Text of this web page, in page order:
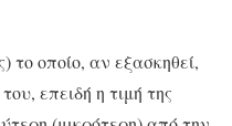
το οποίο, αν εξασκηθεί,
επειδή η τιμή της